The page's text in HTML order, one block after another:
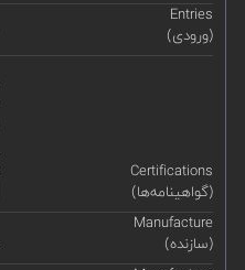
Entries
(ورودی)
Certifications
(گواهینامه‌ها)
Manufacture
(سازنده)